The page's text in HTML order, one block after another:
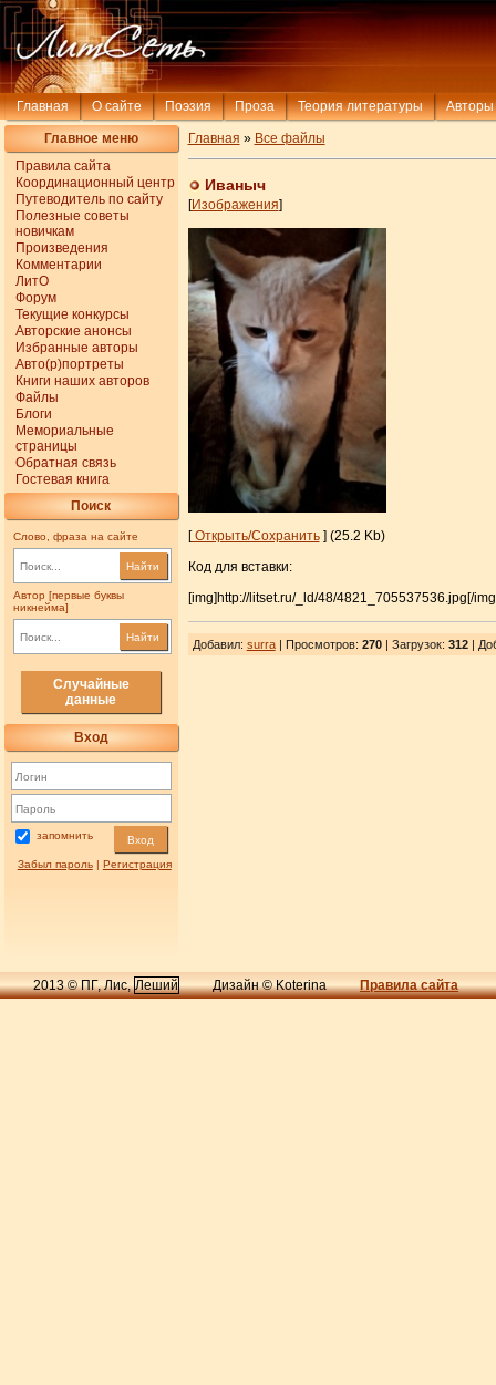
Главная О сайте Поэзия Проза Теория литературы Авторы
Главное меню
Правила сайта
Координационный центр
Путеводитель по сайту
Полезные советы
новичкам
Произведения
Комментарии
ЛитО
Форум
Текущие конкурсы
Авторские анонсы
Избранные авторы
Авто(р)портреты
Книги наших авторов
Файлы
Блоги
Мемориальные
страницы
Обратная связь
Гостевая книга
Поиск
Слово, фраза на сайте
Найти
Автор [первые буквы
никнейма]
Найти
Случайные
данные
Вход
запомнить Вход
Забыл пароль| Регистрация
Главная » Все файлы
Иваныч
[Изображения]
[Открыть/Сохранить] (25.2 Kb)
Код для вставки:
[img]http://litset.ru/_ld/48/4821_705537536.jpg[/
Добавил: surra| Просмотров: 270| Загрузок: 312|
2013 © ПГ, Лис,Леший Дизайн © Koterina Правила сайта